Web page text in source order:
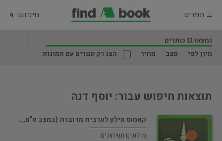
תפריט חיפוש
נמצאו 11 כותרים
מיון לפי
מצב מחיר הצג רק ספרים עם תמונות
תוצאות חיפוש עבור: יוסף דנה
קאמוס מילון לערבית מדוברת (במצב ט"מ,…
מילונים ושיחונים